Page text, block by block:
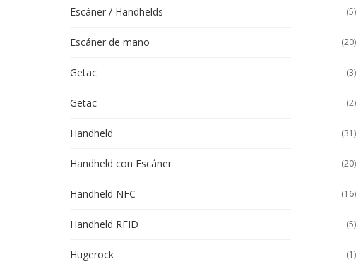
Escáner / Handhelds (5)
Escáner de mano (20)
Getac (3)
Getac (2)
Handheld (31)
Handheld con Escáner (20)
Handheld NFC (16)
Handheld RFID (5)
Hugerock (1)